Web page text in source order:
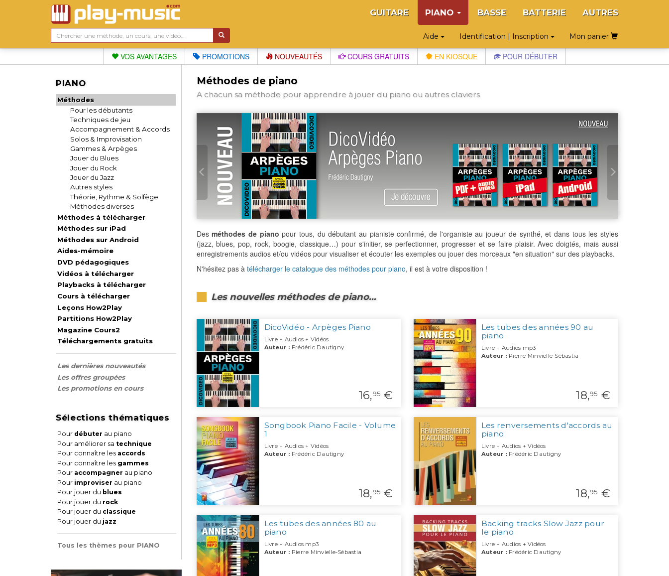
GUITARE PIANO BASSE BATTERIE AUTRES
Aide Identification | Inscription Mon panier
VOS AVANTAGES PROMOTIONS NOUVEAUTÉS COURS GRATUITS EN KIOSQUE POUR DÉBUTER
PIANO
Méthodes
Pour les débutants
Techniques de jeu
Accompagnement & Accords
Solos & Improvisation
Gammes & Arpèges
Jouer du Blues
Jouer du Rock
Jouer du Jazz
Autres styles
Théorie, Rythme & Solfège
Méthodes diverses
Méthodes à télécharger
Méthodes sur iPad
Méthodes sur Android
Aides-mémoire
DVD pédagogiques
Vidéos à télécharger
Playbacks à télécharger
Cours à télécharger
Leçons How2Play
Partitions How2Play
Magazine Cours2
Téléchargements gratuits
Les dernières nouveautés
Les offres groupées
Les promotions en cours
Sélections thématiques
Pour débuter au piano
Pour améliorer sa technique
Pour connaître les accords
Pour connaître les gammes
Pour accompagner au piano
Pour improviser au piano
Pour jouer du blues
Pour jouer du rock
Pour jouer du classique
Pour jouer du jazz
Tous les thèmes pour PIANO
Méthodes de piano
A chacun sa méthode pour apprendre à jouer du piano ou autres claviers
Desméthodes de piano pour tous, du débutant au pianiste confirmé, de l'organiste au joueur de synthé, et dans tous les styles
(jazz, blues, pop, rock, boogie, classique…) pour s'initier, se perfectionner, progresser et se faire plaisir. Avec doigtés, mais aussi
enregistrements audios et/ou vidéos pour visualiser et écouter les exemples ou jouer des morceaux "en situation" sur des playbacks.
N'hésitez pas à télécharger le catalogue des méthodes pour piano, il est à votre disposition !
Les nouvelles méthodes de piano…
DicoVidéo - Arpèges Piano
Livre + Audios + Vidéos
Auteur : Frédéric Dautigny
16,95 €
Les tubes des années 90 au
piano
Livre + Audios mp3
Auteur :Pierre Minvielle-Sébastia
18,95 €
Songbook Piano Facile - Volume
1
Livre + Audios + Vidéos
Auteur : Frédéric Dautigny
18,95 €
Les renversements d'accords au
piano
Livre + Audios + Vidéos
Auteur :Frédéric Dautigny
18,95 €
Les tubes des années 80 au
piano
Livre + Audios mp3
Auteur : Pierre Minvielle-Sébastia
Backing tracks Slow Jazz pour
le piano
Livre + Audios + Vidéos
Auteur :Frédéric Dautigny